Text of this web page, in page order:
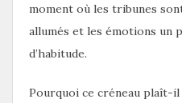
moment où les tribunes
allumés et les émotions un
d’habitude.
Pourquoi ce créneau plaît-